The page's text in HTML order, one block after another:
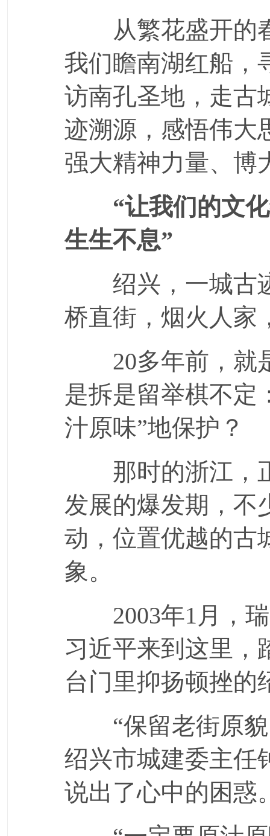
从繁花盛开的春
我们瞻南湖红船，
访南孔圣地，走
迹溯源，感悟伟大
强大精神力量、
“让我们的文
生生不息”
绍兴，一城古迹
桥直街，烟火人家
20多年前，就
是拆是留举棋不定
汁原味”地保护？
那时的浙江，正
发展的爆发期，不
动，位置优越的古
象。
2003年1月，瑞
习近平来到这里，
台门里抑扬顿挫的
“保留老街原貌
绍兴市城建委主任
说出了心中的困惑